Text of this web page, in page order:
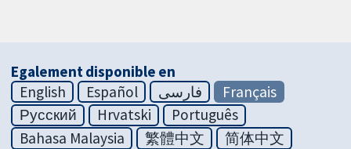
Egalement disponible en
English
Español فارسی
Français
Русский
Hrvatski
Português
Bahasa Malaysia
繁體中文
简体中文